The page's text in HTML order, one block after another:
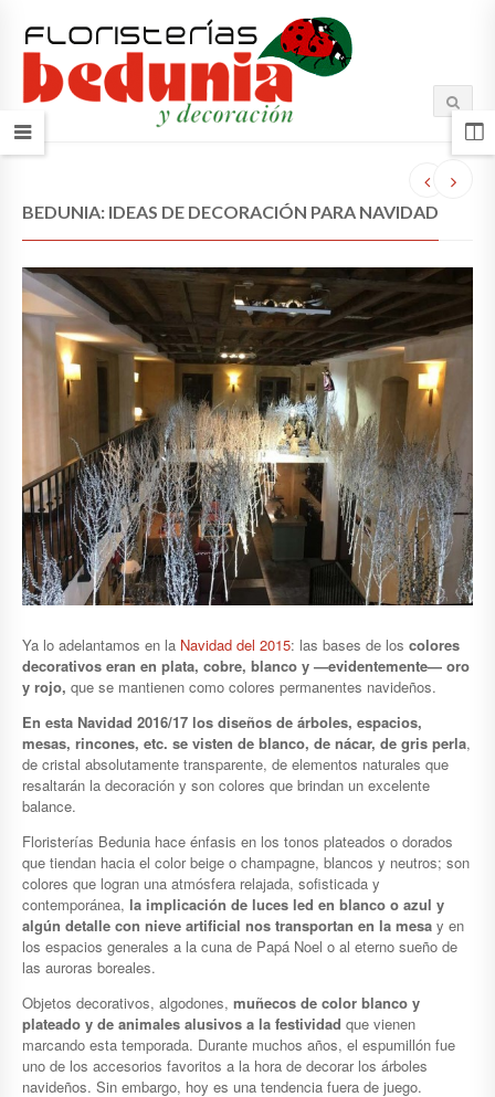
BEDUNIA: IDEAS DE DECORACIÓN PARA NAVIDAD
Ya lo adelantamos en la Navidad del 2015: las bases de los colores
decorativos eran en plata, cobre, blanco y —evidentemente— oro
y rojo, que se mantienen como colores permanentes navideños.
En esta Navidad 2016/17 los diseños de árboles, espacios,
mesas, rincones, etc. se visten de blanco, de nácar, de gris perla,
de cristal absolutamente transparente, de elementos naturales que
resaltarán la decoración y son colores que brindan un excelente
balance.
Floristerías Bedunia hace énfasis en los tonos plateados o dorados
que tiendan hacia el color beige o champagne, blancos y neutros; son
colores que logran una atmósfera relajada, sofisticada y
contemporánea, la implicación de luces led en blanco o azul y
algún detalle con nieve artificial nos transportan en la mesa y en
los espacios generales a la cuna de Papá Noel o al eterno sueño de
las auroras boreales.
Objetos decorativos, algodones, muñecos de color blanco y
plateado y de animales alusivos a la festividad que vienen
marcando esta temporada. Durante muchos años, el espumillón fue
uno de los accesorios favoritos a la hora de decorar los árboles
navideños. Sin embargo, hoy es una tendencia fuera de juego.